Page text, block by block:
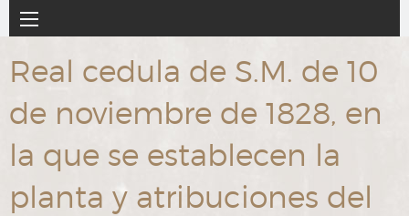
al
principal
Navegación
principal
Real cedula de S.M. de 10
de noviembre de 1828, en
la que se establecen la
planta y atribuciones del